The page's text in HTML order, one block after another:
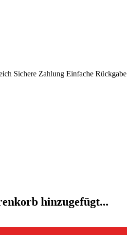
Sichere Zahlung Einfache Rückgabe
hinzugefügt...